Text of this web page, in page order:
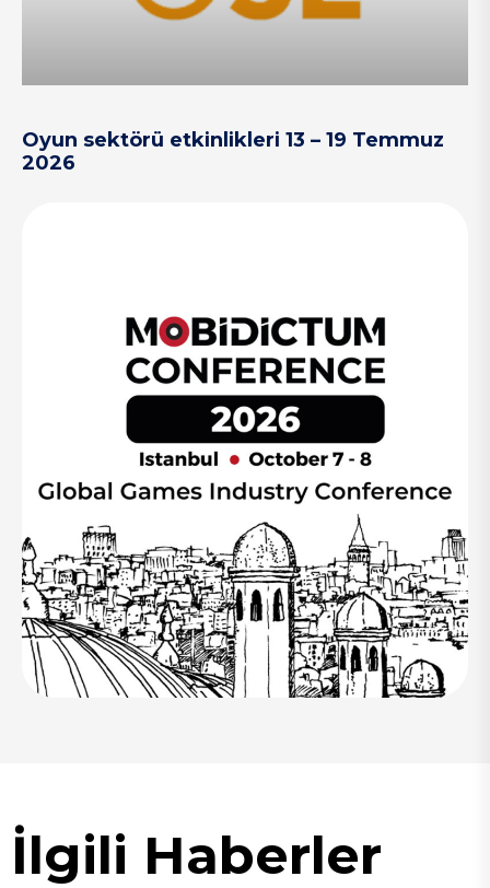
Oyun sektörü etkinlikleri 13 – 19 Temmuz
2026
İlgili Haberler